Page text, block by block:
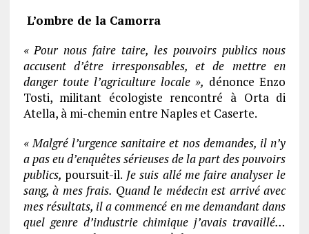
L’ombre de la Camorra
« Pour nous faire taire, les pouvoirs publics nous
accusent d’être irresponsables, et de mettre en
danger toute l’agriculture locale », dénonce Enzo
Tosti, militant écologiste rencontré à Orta di
Atella, à mi-chemin entre Naples et Caserte.
« Malgré l’urgence sanitaire et nos demandes, il n’y
a pas eu d’enquêtes sérieuses de la part des pouvoirs
publics, poursuit-il. Je suis allé me faire analyser le
sang, à mes frais. Quand le médecin est arrivé avec
mes résultats, il a commencé en me demandant dans
quel genre d’industrie chimique j’avais travaillé…